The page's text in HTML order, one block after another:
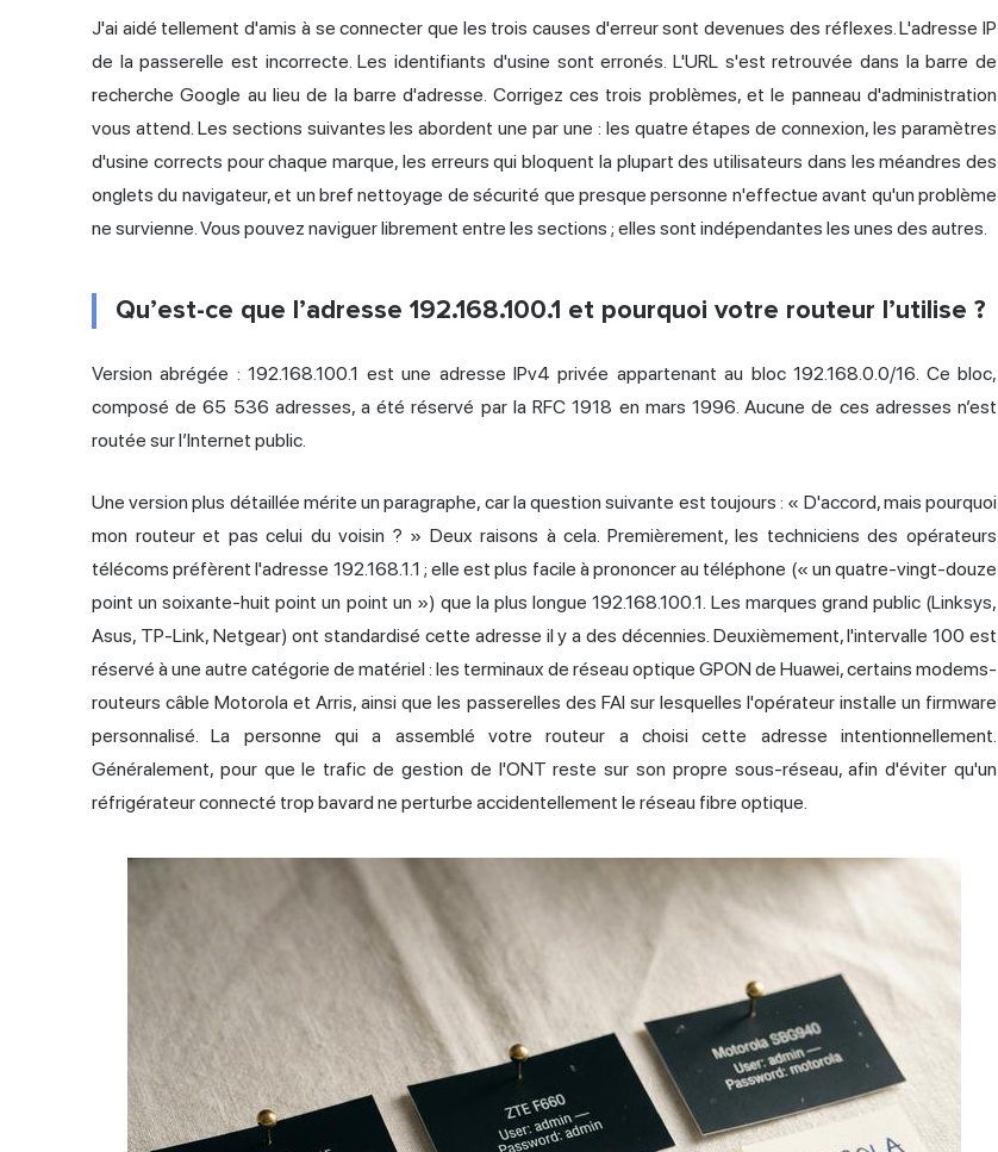
J'ai aidé tellement d'amis à se connecter que les trois causes d'erreur sont devenues des réflexes. L'adresse IP
de la passerelle est incorrecte. Les identifiants d'usine sont erronés. L'URL s'est retrouvée dans la barre de
recherche Google au lieu de la barre d'adresse. Corrigez ces trois problèmes, et le panneau d'administration
vous attend. Les sections suivantes les abordent une par une : les quatre étapes de connexion, les paramètres
d'usine corrects pour chaque marque, les erreurs qui bloquent la plupart des utilisateurs dans les méandres des
onglets du navigateur, et un bref nettoyage de sécurité que presque personne n'effectue avant qu'un problème
ne survienne. Vous pouvez naviguer librement entre les sections ; elles sont indépendantes les unes des autres.
Qu’est-ce que l’adresse 192.168.100.1 et pourquoi votre routeur l’utilise ?
Version abrégée : 192.168.100.1 est une adresse IPv4 privée appartenant au bloc 192.168.0.0/16. Ce bloc,
composé de 65 536 adresses, a été réservé par la RFC 1918 en mars 1996. Aucune de ces adresses n’est
routée sur l’Internet public.
Une version plus détaillée mérite un paragraphe, car la question suivante est toujours : « D'accord, mais pourquoi
mon routeur et pas celui du voisin ? » Deux raisons à cela. Premièrement, les techniciens des opérateurs
télécoms préfèrent l'adresse 192.168.1.1 ; elle est plus facile à prononcer au téléphone (« un quatre-vingt-douze
point un soixante-huit point un point un ») que la plus longue 192.168.100.1. Les marques grand public (Linksys,
Asus, TP-Link, Netgear) ont standardisé cette adresse il y a des décennies. Deuxièmement, l'intervalle 100 est
réservé à une autre catégorie de matériel : les terminaux de réseau optique GPON de Huawei, certains modems-
routeurs câble Motorola et Arris, ainsi que les passerelles des FAI sur lesquelles l'opérateur installe un firmware
personnalisé. La personne qui a assemblé votre routeur a choisi cette adresse intentionnellement.
Généralement, pour que le trafic de gestion de l'ONT reste sur son propre sous-réseau, afin d'éviter qu'un
réfrigérateur connecté trop bavard ne perturbe accidentellement le réseau fibre optique.